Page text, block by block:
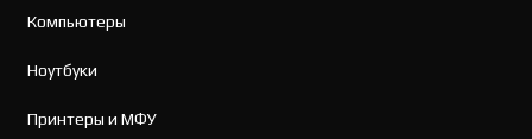
Компьютеры
Ноутбуки
Принтеры и МФУ